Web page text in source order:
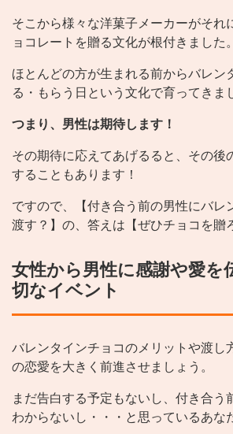
そこから様々な洋菓子メーカーがそれ
ョコレートを贈る文化が根付きました。
ほとんどの方が生まれる前からバレン
る・もらう日という文化で育ってきま
つまり、男性は期待します！
その期待に応えてあげるると、その後
することもあります！
ですので、【付き合う前の男性にバレ
渡す？】の、答えは【ぜひチョコを贈
女性から男性に感謝や愛を
切なイベント
バレンタインチョコのメリットや渡し
の恋愛を大きく前進させましょう。
まだ告白する予定もないし、付き合う
わからないし・・・と思っているあな